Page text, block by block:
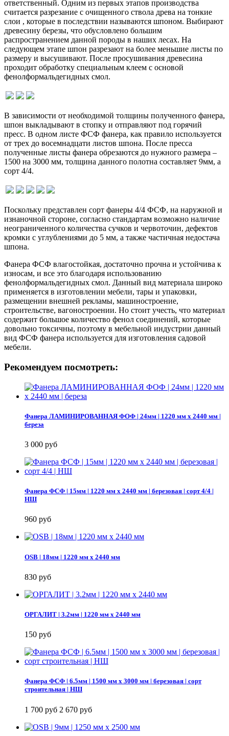
ответственный. Одним из первых этапов производства
считается разрезание с очищенного ствола древа на тонкие
слои , которые в последствии называются шпоном. Выбирают
древесину березы, что обусловлено большим
распространением данной породы в наших лесах. На
следующем этапе шпон разрезают на более меньшие листы по
размеру и высушивают. После просушивания древесина
проходит обработку специальным клеем с основой
фенолформальдегидных смол.
В зависимости от необходимой толщины полученного фанера,
шпон выкладывают в стопку и отправляют под горячий
пресс. В одном листе ФСФ фанера, как правило используется
от трех до восемнадцати листов шпона. После пресса
полученные листы фанера обрезаются до нужного размера –
1500 на 3000 мм, толщина данного полотна составляет 9мм, а
сорт 4/4.
Поскольку представлен сорт фанеры 4/4 ФСФ, на наружной и
изнаночной стороне, согласно стандартам возможно наличие
неограниченного количества сучков и червоточин, дефектов
кромки с углублениями до 5 мм, а также частичная недостача
шпона.
Фанера ФСФ влагостойкая, достаточно прочна и устойчива к
износам, и все это благодаря использованию
фенолформальдегидных смол. Данный вид материала широко
применяется в изготовлении мебели, тары и упаковки,
размещении внешней рекламы, машиностроение,
строительстве, вагоностроении. Но стоит учесть, что материал
содержит большое количество фенол соединений, которые
довольно токсичны, поэтому в мебельной индустрии данный
вид ФСФ фанера используется для изготовления садовой
мебели.
Рекомендуем посмотреть:
Фанера ЛАМИНИРОВАННАЯ ФОФ | 24мм | 1220 мм х 2440 мм |
береза
3 000 руб
Фанера ФСФ | 15мм | 1220 мм х 2440 мм | березовая | сорт 4/4 |
НШ
960 руб
OSB | 18мм | 1220 мм х 2440 мм
830 руб
ОРГАЛИТ | 3.2мм | 1220 мм х 2440 мм
150 руб
Фанера ФСФ | 6.5мм | 1500 мм х 3000 мм | березовая | сорт
строительная | НШ
1 700 руб 2 670 руб